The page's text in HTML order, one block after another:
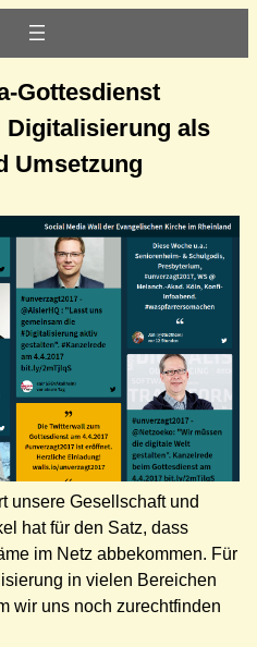
Gottesdienst
Digitalisierung als
Umsetzung
unsere Gesellschaft und
hat für den Satz, dass
im Netz abbekommen. Für
in vielen Bereichen
wir uns noch zurechtfinden